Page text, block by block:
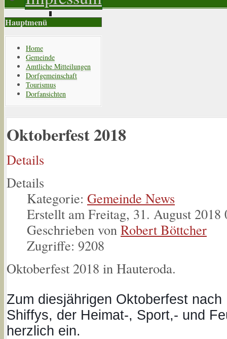
Hauptmenü
Home
Gemeinde
Amtliche Mitteilungen
Dorfgemeinschaft
Tourismus
Dorfansichten
Oktoberfest 2018
Details
Details
Kategorie: Gemeinde News
Erstellt am Freitag, 31. August 2018
Geschrieben von Robert Böttcher
Zugriffe: 9208
Oktoberfest 2018 in Hauteroda.
Zum diesjährigen Oktoberfest
Shiffys, der Heimat-, Sport,- und
herzlich ein.